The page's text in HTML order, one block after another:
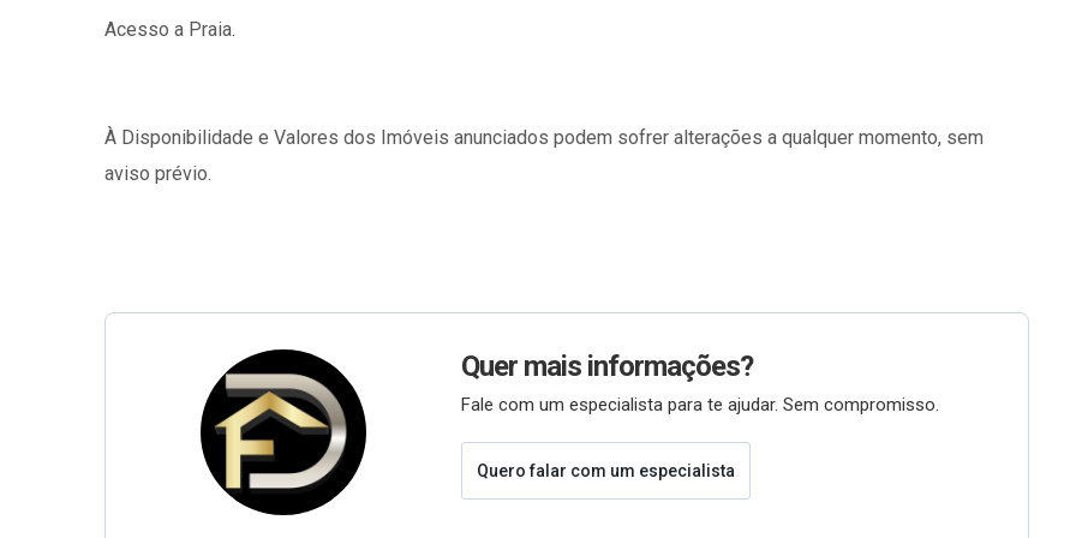
Acesso a Praia.
À Disponibilidade e Valores dos Imóveis anunciados podem sofrer alterações a qualquer momento, sem
aviso prévio.
Quer mais informações?
Fale com um especialista para te ajudar. Sem compromisso.
Quero falar com um especialista